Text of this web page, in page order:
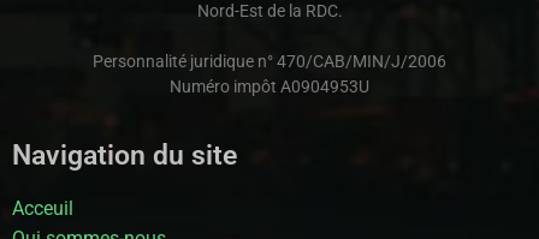
Nord-Est de la RDC.
Personnalité juridique n° 470/CAB/MIN/J/2006
Numéro impôt A0904953U
Navigation du site
Acceuil